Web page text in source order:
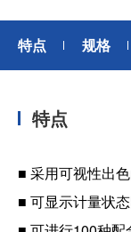
特点 规格
特点
■ 采用可视性出
■ 可显示计量状